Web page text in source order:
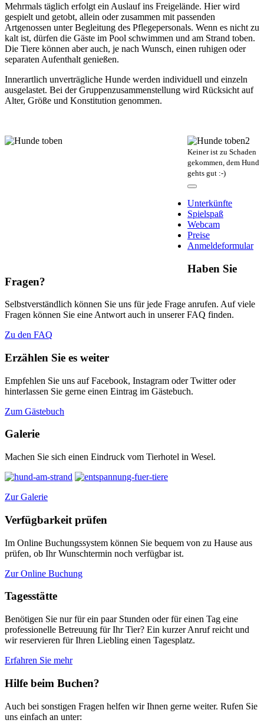
Mehrmals täglich erfolgt ein Auslauf ins Freigelände. Hier wird
gespielt und getobt, allein oder zusammen mit passenden
Artgenossen unter Begleitung des Pflegepersonals. Wenn es nicht zu
kalt ist, dürfen die Gäste im Pool schwimmen und am Strand toben.
Die Tiere können aber auch, je nach Wunsch, einen ruhigen oder
separaten Aufenthalt genießen.
Innerartlich unverträgliche Hunde werden individuell und einzeln
ausgelastet. Bei der Gruppenzusammenstellung wird Rücksicht auf
Alter, Größe und Konstitution genommen.
Keiner ist zu Schaden
gekommen, dem Hund
gehts gut :-)
Unterkünfte
Spielspaß
Webcam
Preise
Anmeldeformular
Haben Sie
Fragen?
Selbstverständlich können Sie uns für jede Frage anrufen. Auf viele
Fragen können Sie eine Antwort auch in unserer FAQ finden.
Zu den FAQ
Erzählen Sie es weiter
Empfehlen Sie uns auf Facebook, Instagram oder Twitter oder
hinterlassen Sie gerne einen Eintrag im Gästebuch.
Zum Gästebuch
Galerie
Machen Sie sich einen Eindruck vom Tierhotel in Wesel.
Zur Galerie
Verfügbarkeit prüfen
Im Online Buchungssystem können Sie bequem von zu Hause aus
prüfen, ob Ihr Wunschtermin noch verfügbar ist.
Zur Online Buchung
Tagesstätte
Benötigen Sie nur für ein paar Stunden oder für einen Tag eine
professionelle Betreuung für Ihr Tier? Ein kurzer Anruf reicht und
wir reservieren für Ihren Liebling einen Tagesplatz.
Erfahren Sie mehr
Hilfe beim Buchen?
Auch bei sonstigen Fragen helfen wir Ihnen gerne weiter. Rufen Sie
uns einfach an unter: